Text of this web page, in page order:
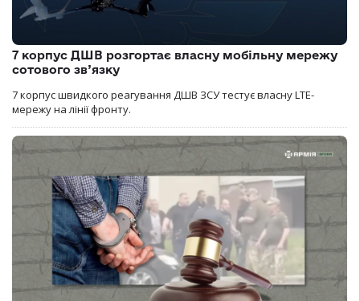
7 корпус ДШВ розгортає власну мобільну мережу
сотового зв’язку
7 корпус швидкого реагування ДШВ ЗСУ тестує власну LTE-
мережу на лінії фронту.